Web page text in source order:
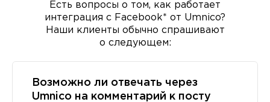
Есть вопросы о том, как работает
интеграция с Facebook* от Umnico?
Наши клиенты обычно спрашивают
о следующем:
Возможно ли отвечать через
Umnico на комментарий к посту